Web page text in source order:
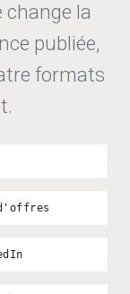
change la
publiée,
formats